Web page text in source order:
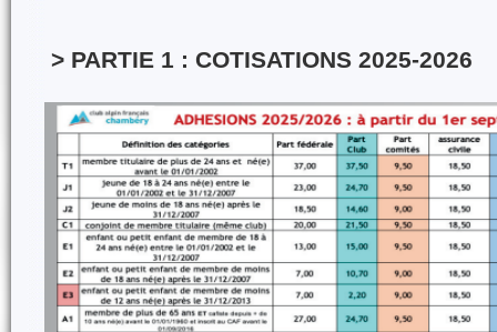
> PARTIE 1 : COTISATIONS 2025-2026